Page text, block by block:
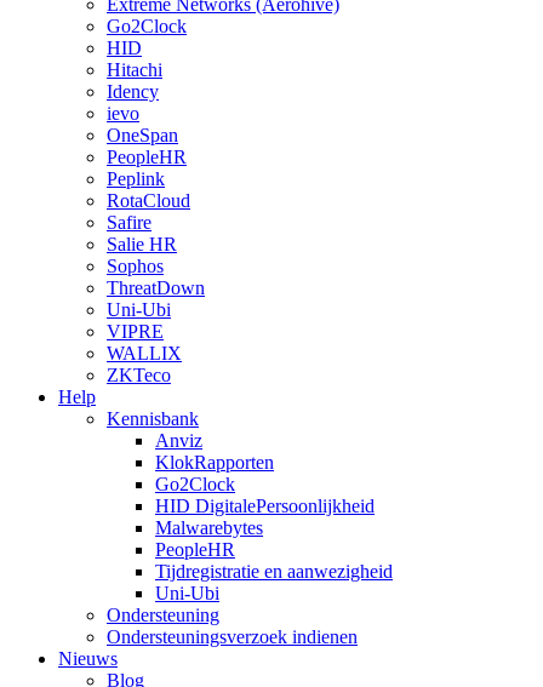
Extreme Networks (Aerohive)
Go2Clock
HID
Hitachi
Idency
ievo
OneSpan
PeopleHR
Peplink
RotaCloud
Safire
Salie HR
Sophos
ThreatDown
Uni-Ubi
VIPRE
WALLIX
ZKTeco
Help
Kennisbank
Anviz
KlokRapporten
Go2Clock
HID DigitalePersoonlijkheid
Malwarebytes
PeopleHR
Tijdregistratie en aanwezigheid
Uni-Ubi
Ondersteuning
Ondersteuningsverzoek indienen
Nieuws
Blog